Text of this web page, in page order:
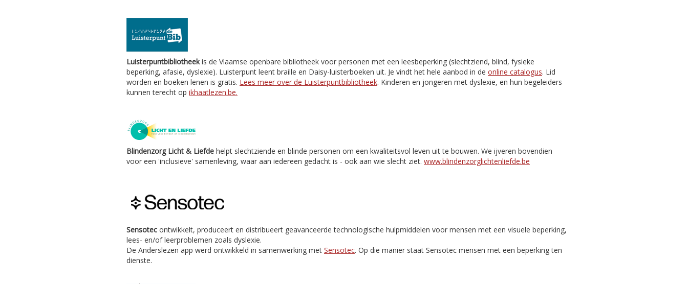
Luisterpuntbibliotheekis de Vlaamse openbare bibliotheek voor personen met een leesbeperking (slechtziend, blind, fysieke
beperking, afasie, dyslexie). Luisterpunt leent braille en Daisy-luisterboeken uit. Je vindt het hele aanbod in de online catalogus. Lid
worden en boeken lenen is gratis. Lees meer over de Luisterpuntbibliotheek. Kinderen en jongeren met dyslexie, en hun begeleiders
kunnen terecht op ikhaatlezen.be.
Blindenzorg Licht & Liefde helpt slechtziende en blinde personen om een kwaliteitsvol leven uit te bouwen. We ijveren bovendien
voor een 'inclusieve' samenleving, waar aan iedereen gedacht is - ook aan wie slecht ziet. www.blindenzorglichtenliefde.be
Sensotec ontwikkelt, produceert en distribueert geavanceerde technologische hulpmiddelen voor mensen met een visuele beperking,
lees- en/of leerproblemen zoals dyslexie.
De Anderslezen app werd ontwikkeld in samenwerking met Sensotec. Op die manier staat Sensotec mensen met een beperking ten
dienste.